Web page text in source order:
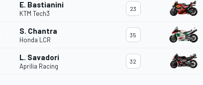
E. Bastianini
KTM Tech3
23
S. Chantra
Honda LCR
35
L. Savadori
Aprilia Racing
32